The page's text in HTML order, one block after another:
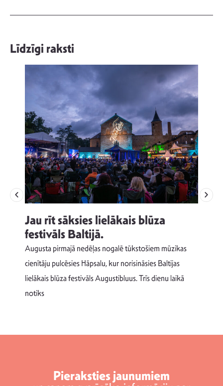
Līdzīgi raksti
Jau rīt sāksies lielākais blūza
festivāls Baltijā.
Augusta pirmajā nedēļas nogalē tūkstošiem mūzikas
cienītāju pulcēsies Hāpsalu, kur norisināsies Baltijas
lielākais blūza festivāls Augustibluus. Trīs dienu laikā
notiks
Pieraksties jaunumiem